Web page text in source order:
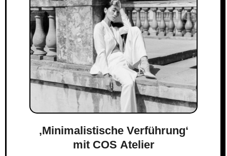
‚Minimalistische Verführung‘
mit COS Atelier